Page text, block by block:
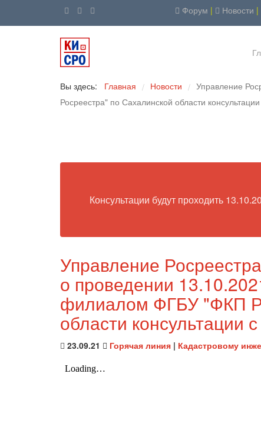
Форум | Новости |
Вы здесь: Главная / Новости / Управление
Росреестра" по Сахалинской области
Консультации будут проходить
Управление
о проведении
филиалом ФГБУ "ФКП
области консультации
23.09.21 Горячая линия | Кадастровому